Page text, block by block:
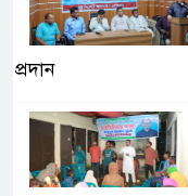
প্রদান